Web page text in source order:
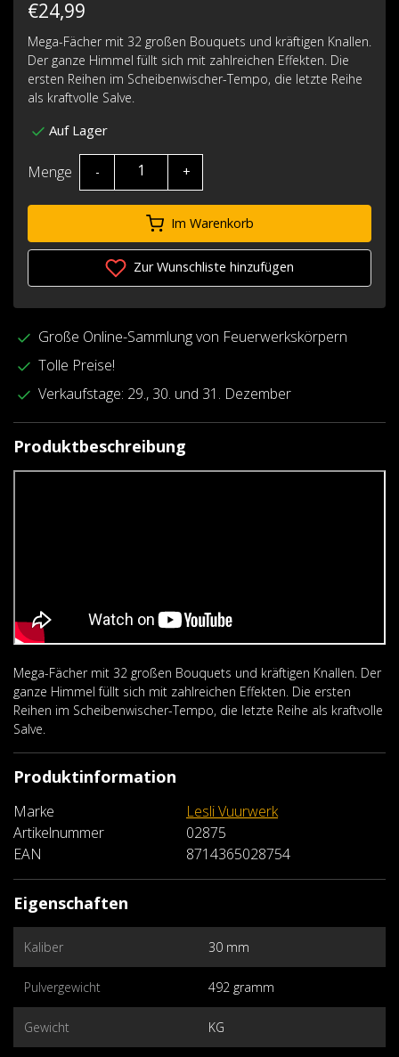
€24,99
Mega-Fächer mit 32 großen Bouquets und kräftigen Knallen.
Der ganze Himmel füllt sich mit zahlreichen Effekten. Die
ersten Reihen im Scheibenwischer-Tempo, die letzte Reihe
als kraftvolle Salve.
Auf Lager
Menge - +
Im Warenkorb
Zur Wunschliste hinzufügen
Große Online-Sammlung von Feuerwerkskörpern
Tolle Preise!
Verkaufstage: 29., 30. und 31. Dezember
Produktbeschreibung
Mega-Fächer mit 32 großen Bouquets und kräftigen Knallen. Der
ganze Himmel füllt sich mit zahlreichen Effekten. Die ersten
Reihen im Scheibenwischer-Tempo, die letzte Reihe als kraftvolle
Salve.
Produktinformation
Marke
Lesli Vuurwerk
Artikelnummer
02875
EAN
8714365028754
Eigenschaften
Kaliber 30 mm
Pulvergewicht 492 gramm
Gewicht KG